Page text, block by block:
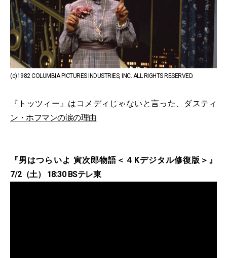
(c)1982 COLUMBIA PICTURES INDUSTRIES, INC. ALL RIGHTS RESERVED.
『トッツィー』はコメディじゃないと言った、ダスティ
ン・ホフマンの涙の理由
『男はつらいよ 寅次郎物語＜４Kデジタル修復版＞』
7/2（土） 18:30 BSテレ東